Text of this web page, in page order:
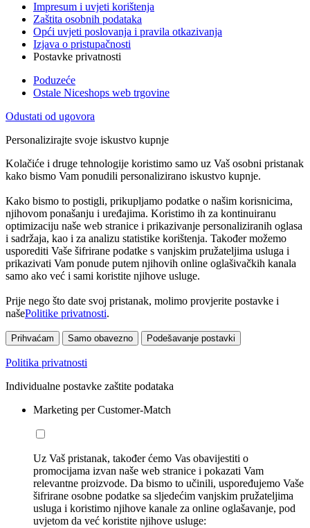
Impresum i uvjeti korištenja
Zaštita osobnih podataka
Opći uvjeti poslovanja i pravila otkazivanja
Izjava o pristupačnosti
Postavke privatnosti
Poduzeće
Ostale Niceshops web trgovine
Odustati od ugovora
Personalizirajte svoje iskustvo kupnje
Kolačiće i druge tehnologije koristimo samo uz Vaš osobni pristanak
kako bismo Vam ponudili personalizirano iskustvo kupnje.
Kako bismo to postigli, prikupljamo podatke o našim korisnicima,
njihovom ponašanju i uređajima. Koristimo ih za kontinuiranu
optimizaciju naše web stranice i prikazivanje personaliziranih oglasa
i sadržaja, kao i za analizu statistike korištenja. Također možemo
usporediti Vaše šifrirane podatke s vanjskim pružateljima usluga i
prikazivati Vam ponude putem njihovih online oglašivačkih kanala
samo ako već i sami koristite njihove usluge.
Prije nego što date svoj pristanak, molimo provjerite postavke i
našePolitike privatnosti.
Prihvaćam Samo obavezno Podešavanje postavki
Politika privatnosti
Individualne postavke zaštite podataka
Marketing per Customer-Match
Uz Vaš pristanak, također ćemo Vas obavijestiti o
promocijama izvan naše web stranice i pokazati Vam
relevantne proizvode. Da bismo to učinili, uspoređujemo Vaše
šifrirane osobne podatke sa sljedećim vanjskim pružateljima
usluga i koristimo njihove kanale za online oglašavanje, pod
uvjetom da već koristite njihove usluge: